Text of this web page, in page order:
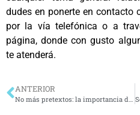
dudes en ponerte en contacto
por la vía telefónica o a
página, donde con gusto
te atenderá.
ANTERIOR